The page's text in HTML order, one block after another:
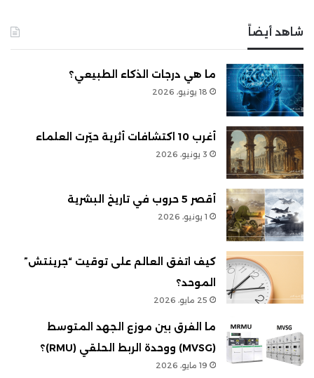
شاهد أيضاً
ما هي درجات الذكاء الطبيعي؟
18 يونيو، 2026
أغرب 10 اكتشافات أثرية حيّرت العلماء
3 يونيو، 2026
أقصر 5 حروب في تاريخ البشرية
1 يونيو، 2026
كيف اتفق العالم على توقيت “جرينتش”
الموحد؟
25 مايو، 2026
ما الفرق بين موزع الجهد المتوسط
(MVSG) ووحدة الربط الحلقي (RMU)؟
19 مايو، 2026